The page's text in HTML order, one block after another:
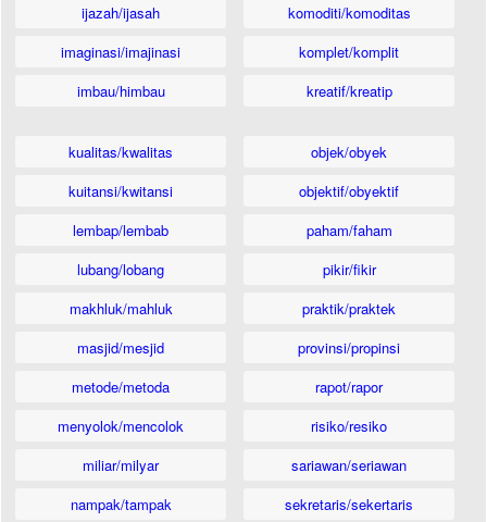
ijazah/ijasah
imaginasi/imajinasi
imbau/himbau
komoditi/komoditas
komplet/komplit
kreatif/kreatip
kualitas/kwalitas
kuitansi/kwitansi
lembap/lembab
lubang/lobang
makhluk/mahluk
masjid/mesjid
metode/metoda
menyolok/mencolok
miliar/milyar
nampak/tampak
objek/obyek
objektif/obyektif
paham/faham
pikir/fikir
praktik/praktek
provinsi/propinsi
rapot/rapor
risiko/resiko
sariawan/seriawan
sekretaris/sekertaris